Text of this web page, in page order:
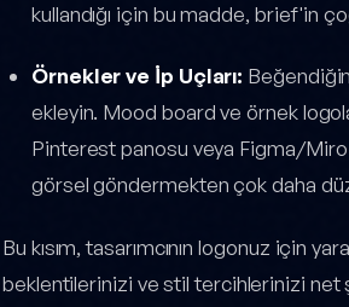
kullandığı için bu madde, brief'in
Örnekler ve İp Uçları:
ekleyin. Mood board ve örnek
Pinterest panosu veya Figma/
görsel göndermekten çok daha
Bu kısım, tasarımcının logonuz için
beklentilerinizi ve stil tercihlerinizi net